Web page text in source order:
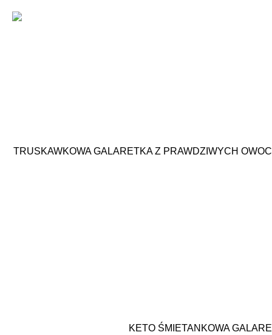
TRUSKAWKOWA GALARETKA Z PRAWDZIWYCH
KETO ŚMIETANKOWA